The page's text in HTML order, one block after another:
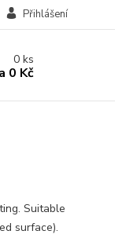
Přihlášení
0ks
0 Kč
Suitable
surface).